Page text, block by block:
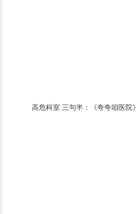
高危科室 三句半：《夸夸咱医院》